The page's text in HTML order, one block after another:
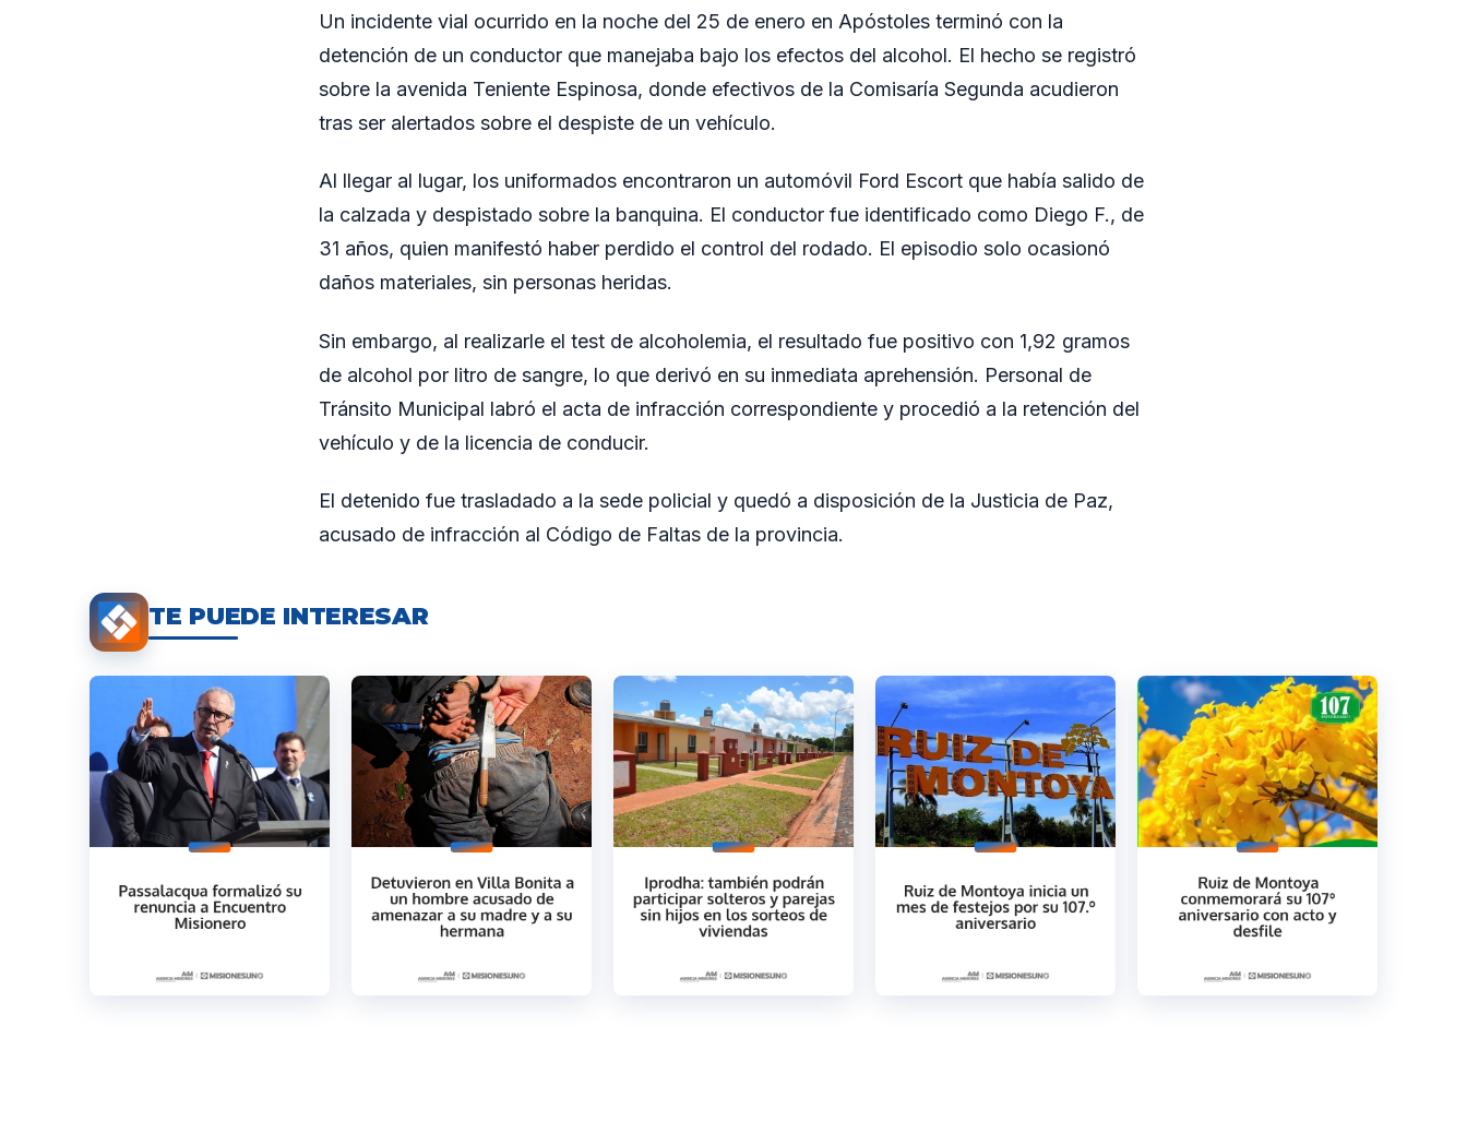
Un incidente vial ocurrido en la noche del 25 de enero en Apóstoles terminó con la
detención de un conductor que manejaba bajo los efectos del alcohol. El hecho se registró
sobre la avenida Teniente Espinosa, donde efectivos de la Comisaría Segunda acudieron
tras ser alertados sobre el despiste de un vehículo.
Al llegar al lugar, los uniformados encontraron un automóvil Ford Escort que había salido de
la calzada y despistado sobre la banquina. El conductor fue identificado como Diego F., de
31 años, quien manifestó haber perdido el control del rodado. El episodio solo ocasionó
daños materiales, sin personas heridas.
Sin embargo, al realizarle el test de alcoholemia, el resultado fue positivo con 1,92 gramos
de alcohol por litro de sangre, lo que derivó en su inmediata aprehensión. Personal de
Tránsito Municipal labró el acta de infracción correspondiente y procedió a la retención del
vehículo y de la licencia de conducir.
El detenido fue trasladado a la sede policial y quedó a disposición de la Justicia de Paz,
acusado de infracción al Código de Faltas de la provincia.
TE PUEDE INTERESAR